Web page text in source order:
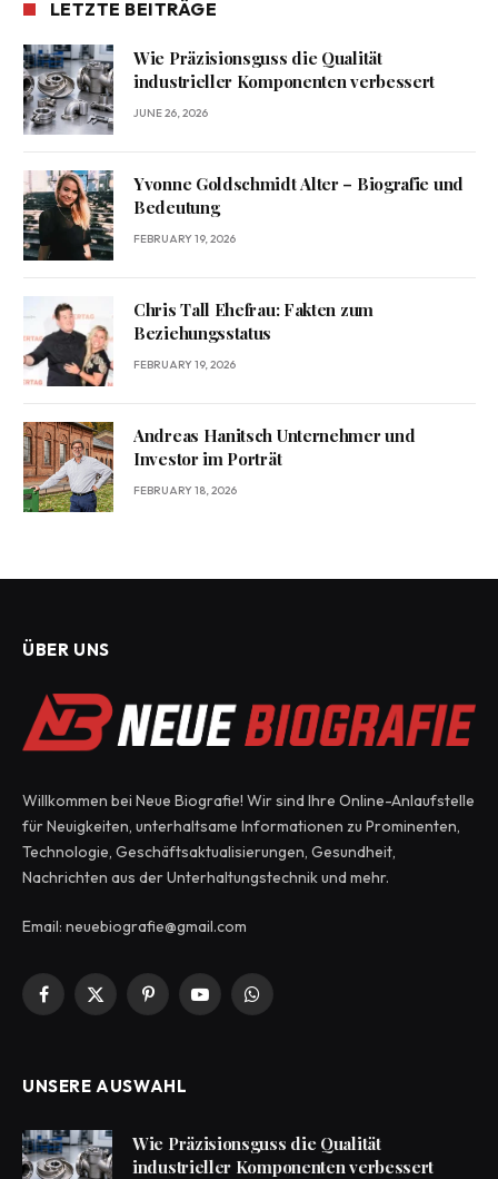
LETZTE BEITRÄGE
Wie Präzisionsguss die Qualität
industrieller Komponenten verbessert
JUNE 26, 2026
Yvonne Goldschmidt Alter – Biografie und
Bedeutung
FEBRUARY 19, 2026
Chris Tall Ehefrau: Fakten zum
Beziehungsstatus
FEBRUARY 19, 2026
Andreas Hanitsch Unternehmer und
Investor im Porträt
FEBRUARY 18, 2026
ÜBER UNS
Willkommen bei Neue Biografie! Wir sind Ihre Online-Anlaufstelle
für Neuigkeiten, unterhaltsame Informationen zu Prominenten,
Technologie, Geschäftsaktualisierungen, Gesundheit,
Nachrichten aus der Unterhaltungstechnik und mehr.
Email: neuebiografie@gmail.com
Facebook
X
PinterestYouTubeWhatsApp
UNSERE AUSWAHL
Wie Präzisionsguss die Qualität
industrieller Komponenten verbessert